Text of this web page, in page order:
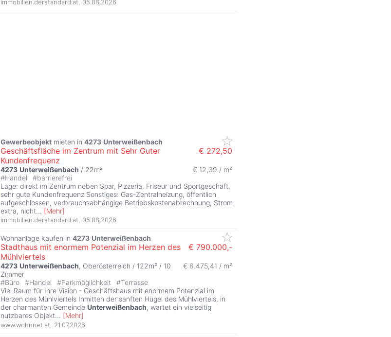
immobilien.derstandard.at 05.08.2026
Gewerbeobjekt mieten in 4273 Unterweißenbach
Geschäftsfläche im Zentrum mit Sehr Guter
Kundenfrequenz
€ 272,50
4273 Unterweißenbach / 22m² € 12,39 / m²
#Handel #barrierefrei
Lage: direkt im Zentrum neben Spar, Pizzeria, Friseur und Sportgeschäft,
sehr gute Kundenfrequenz Sonstiges: Gas-Zentralheizung, öffentlich
aufgeschlossen, verbrauchsabhängige Betriebskostenabrechnung, Strom
extra, nicht... [Mehr]
immobilien.derstandard.at, 05.08.2026
Wohnanlage kaufen in 4273 Unterweißenbach
Stadthaus mit enormem Potenzial im Herzen des
Mühlviertels
€ 790.000,-
4273 Unterweißenbach, Oberösterreich / 122m² / 10
Zimmer
€ 6.475,41 / m²
#Büro #Handel #Parkmöglichkeit #Terrasse
Viel Raum für Ihre Vision - Geschäftshaus mit enormem Potenzial im
Herzen des Mühlviertels Inmitten der sanften Hügel des Mühlviertels, in
der charmanten Gemeinde Unterweißenbach, wartet ein vielseitig
nutzbares Objekt... [Mehr]
www.wohnnet.at 21.07.2026